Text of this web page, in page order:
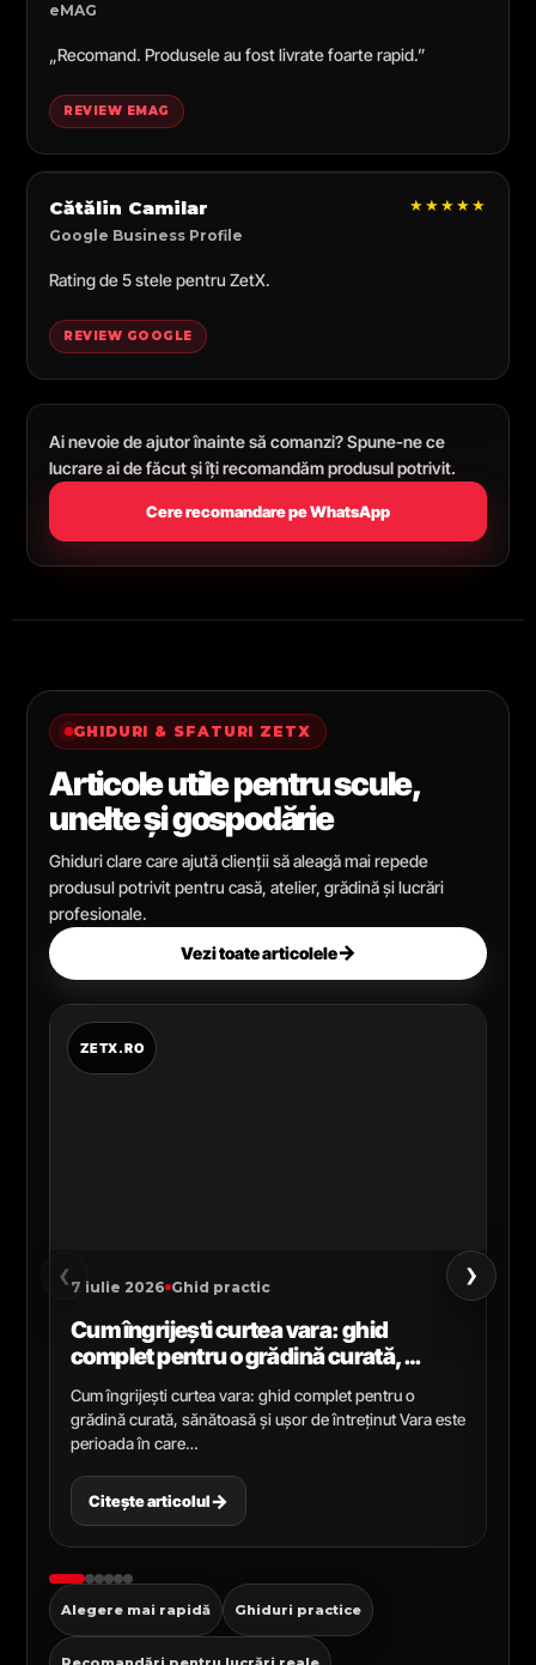
eMAG
„Recomand. Produsele au fost livrate foarte rapid.”
REVIEW EMAG
Cătălin Camilar
Google Business Profile
★★★★★
Rating de 5 stele pentru ZetX.
REVIEW GOOGLE
Ai nevoie de ajutor înainte să comanzi? Spune-ne ce
lucrare ai de făcut și îți recomandăm produsul potrivit.
Cere recomandare pe WhatsApp
GHIDURI & SFATURI ZETX
Articole utile pentru scule,
unelte și gospodărie
Ghiduri clare care ajută clienții să aleagă mai repede
produsul potrivit pentru casă, atelier, grădină și lucrări
profesionale.
Vezi toate articolele→
‹ 7 iulie 2026 Ghid practic
Cum îngrijești curtea vara: ghid
complet pentru o grădină curată,
sănătoasă și ușor de întreținut
Cum îngrijești curtea vara: ghid complet pentru o
grădină curată, sănătoasă și ușor de întreținut Vara este
perioada în care…
Citește articolul→
›
Alegere mai rapidă Ghiduri practice